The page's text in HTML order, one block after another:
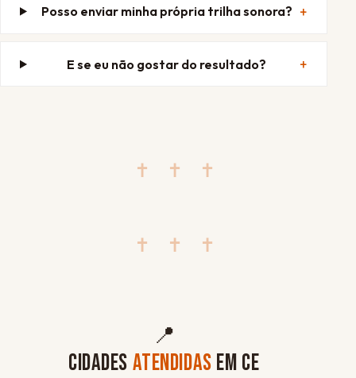
Posso enviar minha própria trilha sonora?
E se eu não gostar do resultado?
✝ ✝ ✝
✝ ✝ ✝
📍
CIDADES ATENDIDAS EM CE